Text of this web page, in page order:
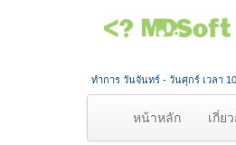
ทำการ วันจันทร์ - วันศุกร์ เวลา
หน้าหลัก(
เกี่ย